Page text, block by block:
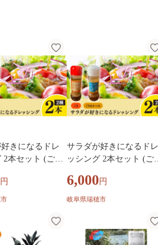
きになるドレ
円
サラダが好きになるドレ
ッシング 2本セット (ご
6,000 円
岐阜県瑞穂市